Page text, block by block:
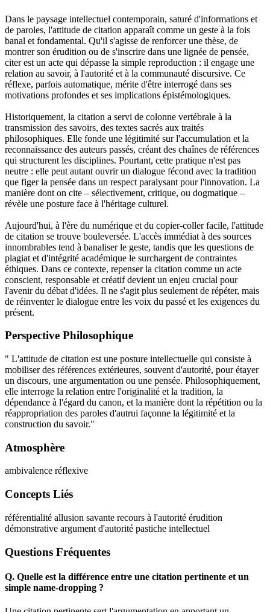
Dans le paysage intellectuel contemporain, saturé d'informations et
de paroles, l'attitude de citation apparaît comme un geste à la fois
banal et fondamental. Qu'il s'agisse de renforcer une thèse, de
montrer son érudition ou de s'inscrire dans une lignée de pensée,
citer est un acte qui dépasse la simple reproduction : il engage une
relation au savoir, à l'autorité et à la communauté discursive. Ce
réflexe, parfois automatique, mérite d'être interrogé dans ses
motivations profondes et ses implications épistémologiques.
Historiquement, la citation a servi de colonne vertébrale à la
transmission des savoirs, des textes sacrés aux traités
philosophiques. Elle fonde une légitimité sur l'accumulation et la
reconnaissance des auteurs passés, créant des chaînes de références
qui structurent les disciplines. Pourtant, cette pratique n'est pas
neutre : elle peut autant ouvrir un dialogue fécond avec la tradition
que figer la pensée dans un respect paralysant pour l'innovation. La
manière dont on cite – sélectivement, critique, ou dogmatique –
révèle une posture face à l'héritage culturel.
Aujourd'hui, à l'ère du numérique et du copier-coller facile, l'attitude
de citation se trouve bouleversée. L'accès immédiat à des sources
innombrables tend à banaliser le geste, tandis que les questions de
plagiat et d'intégrité académique le surchargent de contraintes
éthiques. Dans ce contexte, repenser la citation comme un acte
conscient, responsable et créatif devient un enjeu crucial pour
l'avenir du débat d'idées. Il ne s'agit plus seulement de répéter, mais
de réinventer le dialogue entre les voix du passé et les exigences du
présent.
Perspective Philosophique
" L'attitude de citation est une posture intellectuelle qui consiste à
mobiliser des références extérieures, souvent d'autorité, pour étayer
un discours, une argumentation ou une pensée. Philosophiquement,
elle interroge la relation entre l'originalité et la tradition, la
dépendance à l'égard du canon, et la manière dont la répétition ou la
réappropriation des paroles d'autrui façonne la légitimité et la
construction du savoir."
Atmosphère
ambivalence réflexive
Concepts Liés
référentialité allusion savante recours à l'autorité érudition
démonstrative argument d'autorité pastiche intellectuel
Questions Fréquentes
Q. Quelle est la différence entre une citation pertinente et un
simple name-dropping ?